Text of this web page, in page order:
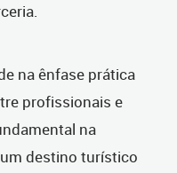
na ênfase prática
profissionais e
na
destino turístico